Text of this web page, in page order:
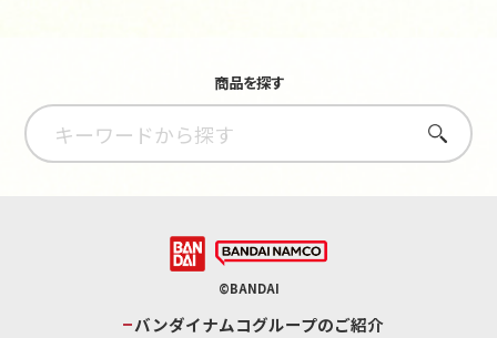
商品を探す
さがす
©BANDAI
バンダイナムコグループのご紹介